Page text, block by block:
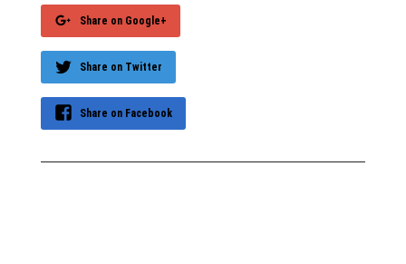
Share on Google+
Share on Twitter
Share on Facebook